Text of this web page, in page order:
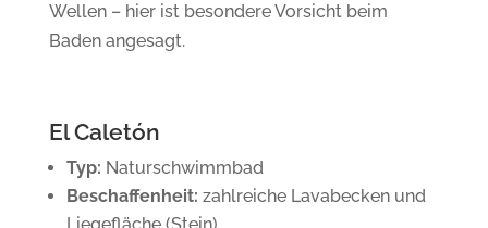
Wellen – hier ist besondere Vorsicht beim
Baden angesagt.
El Caletón
Typ: Naturschwimmbad
Beschaffenheit: zahlreiche Lavabecken und